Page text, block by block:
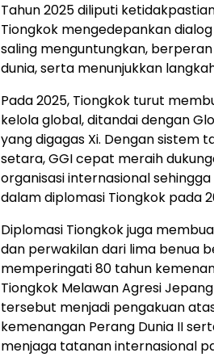
Tahun 2025 diliputi
Tiongkok mengedepankan
saling menguntungkan,
dunia, serta menunjukkan
Pada 2025, Tiongkok turut
kelola global, ditandai dengan
yang digagas Xi. Dengan sistem
setara, GGI cepat meraih
organisasi internasional
dalam diplomasi Tiongkok pada
Diplomasi Tiongkok juga
dan perwakilan dari lima benua
memperingati 80 tahun
Tiongkok Melawan Agresi
tersebut menjadi pengakuan
kemenangan Perang Dunia II
menjaga tatanan internasional